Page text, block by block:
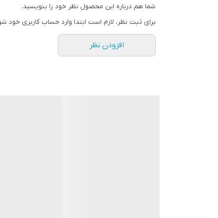
شما هم درباره این محصول نظر خود را بنویسید.
برای ثبت نظر، لازم است ابتدا وارد حساب کاربری خود
افزودن نظر